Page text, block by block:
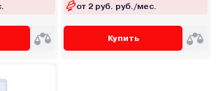
от 2 руб. руб./мес.
Купить